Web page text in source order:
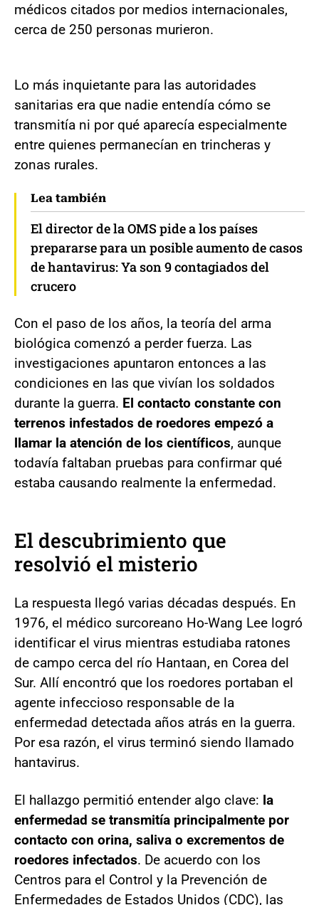
médicos citados por medios internacionales,
cerca de 250 personas murieron.
Lo más inquietante para las autoridades
sanitarias era que nadie entendía cómo se
transmitía ni por qué aparecía especialmente
entre quienes permanecían en trincheras y
zonas rurales.
Lea también
El director de la OMS pide a los países
prepararse para un posible aumento de casos
de hantavirus: Ya son 9 contagiados del
crucero
Con el paso de los años, la teoría del arma
biológica comenzó a perder fuerza. Las
investigaciones apuntaron entonces a las
condiciones en las que vivían los soldados
durante la guerra. El contacto constante con
terrenos infestados de roedores empezó a
llamar la atención de los científicos, aunque
todavía faltaban pruebas para confirmar qué
estaba causando realmente la enfermedad.
El descubrimiento que
resolvió el misterio
La respuesta llegó varias décadas después. En
1976, el médico surcoreano Ho-Wang Lee logró
identificar el virus mientras estudiaba ratones
de campo cerca del río Hantaan, en Corea del
Sur. Allí encontró que los roedores portaban el
agente infeccioso responsable de la
enfermedad detectada años atrás en la guerra.
Por esa razón, el virus terminó siendo llamado
hantavirus.
El hallazgo permitió entender algo clave: la
enfermedad se transmitía principalmente por
contacto con orina, saliva o excrementos de
roedores infectados. De acuerdo con los
Centros para el Control y la Prevención de
Enfermedades de Estados Unidos (CDC), las